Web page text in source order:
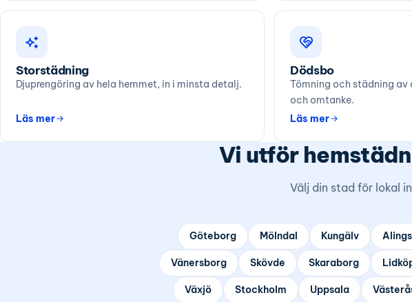
Storstädning
Djuprengöring av hela hemmet, in i minsta detalj.
Läs mer
Dödsbo
Tömning och städning av
och omtanke.
Läs mer
Vi utför
Välj din stad för lokal
Göteborg Mölndal Kungälv
Vänersborg Skövde Skaraborg
Växjö Stockholm Uppsala